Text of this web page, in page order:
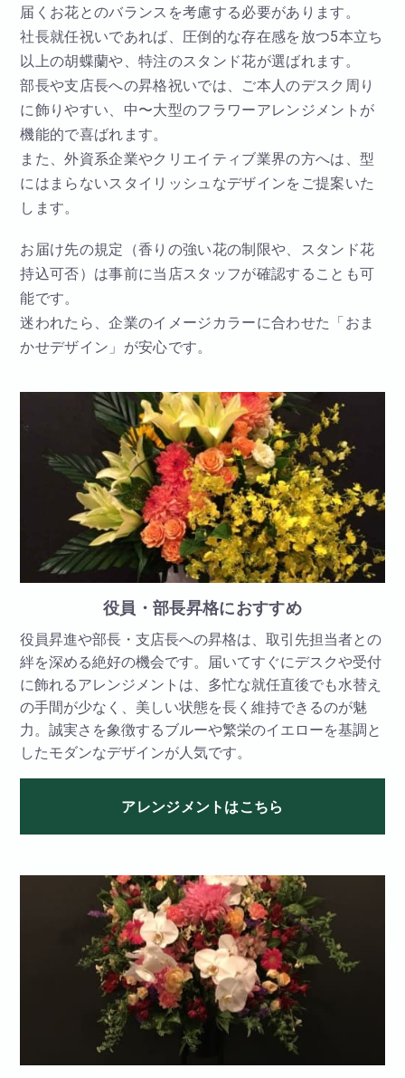
届くお花とのバランスを考慮する必要があります。
社長就任祝いであれば、圧倒的な存在感を放つ5本立ち
以上の胡蝶蘭や、特注のスタンド花が選ばれます。
部長や支店長への昇格祝いでは、ご本人のデスク周り
に飾りやすい、中〜大型のフラワーアレンジメントが
機能的で喜ばれます。
また、外資系企業やクリエイティブ業界の方へは、型
にはまらないスタイリッシュなデザインをご提案いた
します。
お届け先の規定（香りの強い花の制限や、スタンド花
持込可否）は事前に当店スタッフが確認することも可
能です。
迷われたら、企業のイメージカラーに合わせた「おま
かせデザイン」が安心です。
役員・部長昇格におすすめ
役員昇進や部長・支店長への昇格は、取引先担当者との
絆を深める絶好の機会です。届いてすぐにデスクや受付
に飾れるアレンジメントは、多忙な就任直後でも水替え
の手間が少なく、美しい状態を長く維持できるのが魅
力。誠実さを象徴するブルーや繁栄のイエローを基調と
したモダンなデザインが人気です。
アレンジメントはこちら